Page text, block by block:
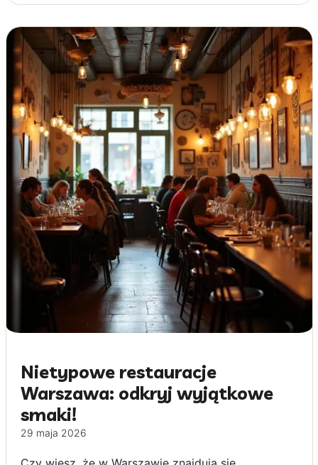
Nietypowe restauracje
Warszawa: odkryj wyjątkowe
smaki!
29 maja 2026